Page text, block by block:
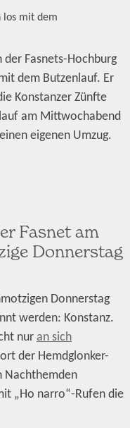
los mit dem
Fasnets-Hochburg
dem Butzenlauf. Er
Konstanzer Zünfte
am Mittwochabend
eigenen Umzug.
Fasnet am
Donnerstag
Donnerstag
werden: Konstanz.
nur an sich
der Hemdglonker-
Nachthemden
„Ho narro“-Rufen die